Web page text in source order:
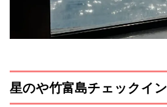
星のや竹富島チェックイン